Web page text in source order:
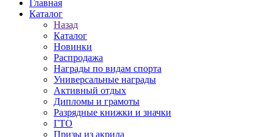
Главная
Каталог
Назад
Каталог
Новинки
Распродажа
Награды по видам спорта
Универсальные награды
Активный отдых
Дипломы и грамоты
Разрядные книжки и значки
ГТО
Призы из акрила